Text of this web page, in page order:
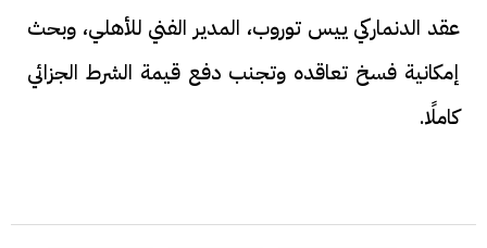
عقد الدنماركي ييس توروب، المدير الفني للأهلي، وبحث
إمكانية فسخ تعاقده وتجنب دفع قيمة الشرط الجزائي
كاملًا.